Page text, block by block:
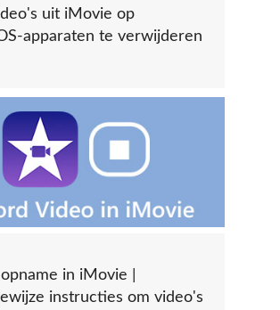
uit iMovie op
apparaten te verwijderen
in iMovie |
instructies om video's